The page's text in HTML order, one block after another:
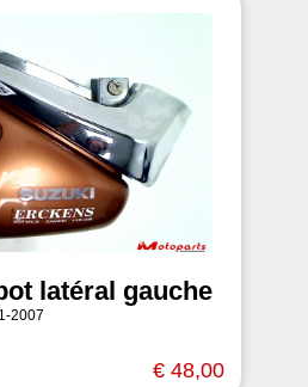
latéral gauche
2007
€ 48,00